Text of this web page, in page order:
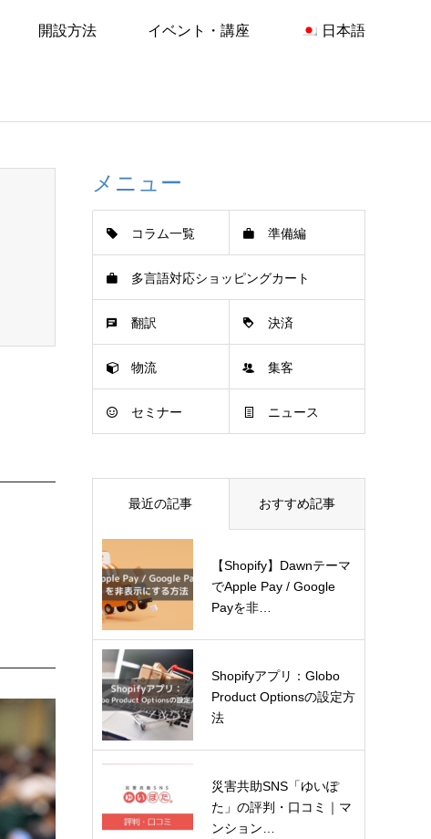
開設方法 イベント・講座 日本語
メニュー
コラム一覧 準備編
多言語対応ショッピングカート
翻訳 決済
物流 集客
セミナー ニュース
最近の記事 おすすめ記事
【Shopify】Dawnテーマ
でApple Pay / Google
Payを非…
Shopifyアプリ：Globo
Product Optionsの設定方
法
災害共助SNS「ゆいぽ
た」の評判・口コミ｜マ
ンション…